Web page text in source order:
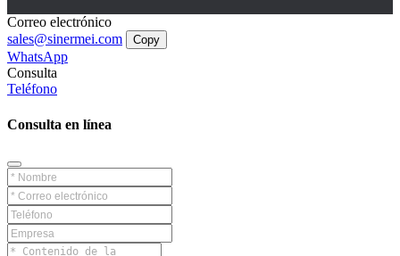
Correo electrónico
sales@sinermei.com
Copy
WhatsApp
Consulta
Teléfono
Consulta en línea